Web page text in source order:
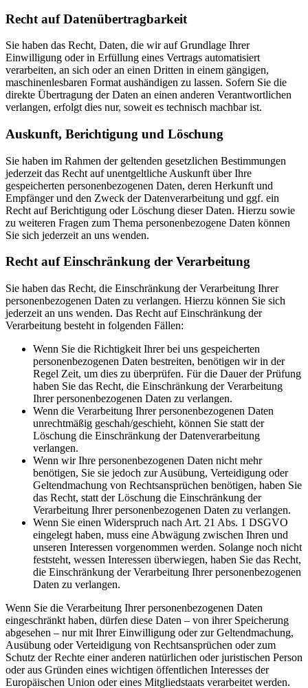
Recht auf Daten­übertrag­barkeit
Sie haben das Recht, Daten, die wir auf Grundlage Ihrer
Einwilligung oder in Erfüllung eines Vertrags automatisiert
verarbeiten, an sich oder an einen Dritten in einem gängigen,
maschinenlesbaren Format aushändigen zu lassen. Sofern Sie die
direkte Übertragung der Daten an einen anderen Verantwortlichen
verlangen, erfolgt dies nur, soweit es technisch machbar ist.
Auskunft, Berichtigung und Löschung
Sie haben im Rahmen der geltenden gesetzlichen Bestimmungen
jederzeit das Recht auf unentgeltliche Auskunft über Ihre
gespeicherten personenbezogenen Daten, deren Herkunft und
Empfänger und den Zweck der Datenverarbeitung und ggf. ein
Recht auf Berichtigung oder Löschung dieser Daten. Hierzu sowie
zu weiteren Fragen zum Thema personenbezogene Daten können
Sie sich jederzeit an uns wenden.
Recht auf Einschränkung der Verarbeitung
Sie haben das Recht, die Einschränkung der Verarbeitung Ihrer
personenbezogenen Daten zu verlangen. Hierzu können Sie sich
jederzeit an uns wenden. Das Recht auf Einschränkung der
Verarbeitung besteht in folgenden Fällen:
Wenn Sie die Richtigkeit Ihrer bei uns gespeicherten
personenbezogenen Daten bestreiten, benötigen wir in der
Regel Zeit, um dies zu überprüfen. Für die Dauer der Prüfung
haben Sie das Recht, die Einschränkung der Verarbeitung
Ihrer personenbezogenen Daten zu verlangen.
Wenn die Verarbeitung Ihrer personenbezogenen Daten
unrechtmäßig geschah/geschieht, können Sie statt der
Löschung die Einschränkung der Datenverarbeitung
verlangen.
Wenn wir Ihre personenbezogenen Daten nicht mehr
benötigen, Sie sie jedoch zur Ausübung, Verteidigung oder
Geltendmachung von Rechtsansprüchen benötigen, haben Sie
das Recht, statt der Löschung die Einschränkung der
Verarbeitung Ihrer personenbezogenen Daten zu verlangen.
Wenn Sie einen Widerspruch nach Art. 21 Abs. 1 DSGVO
eingelegt haben, muss eine Abwägung zwischen Ihren und
unseren Interessen vorgenommen werden. Solange noch nicht
feststeht, wessen Interessen überwiegen, haben Sie das Recht,
die Einschränkung der Verarbeitung Ihrer personenbezogenen
Daten zu verlangen.
Wenn Sie die Verarbeitung Ihrer personenbezogenen Daten
eingeschränkt haben, dürfen diese Daten – von ihrer Speicherung
abgesehen – nur mit Ihrer Einwilligung oder zur Geltendmachung,
Ausübung oder Verteidigung von Rechtsansprüchen oder zum
Schutz der Rechte einer anderen natürlichen oder juristischen Person
oder aus Gründen eines wichtigen öffentlichen Interesses der
Europäischen Union oder eines Mitgliedstaats verarbeitet werden.